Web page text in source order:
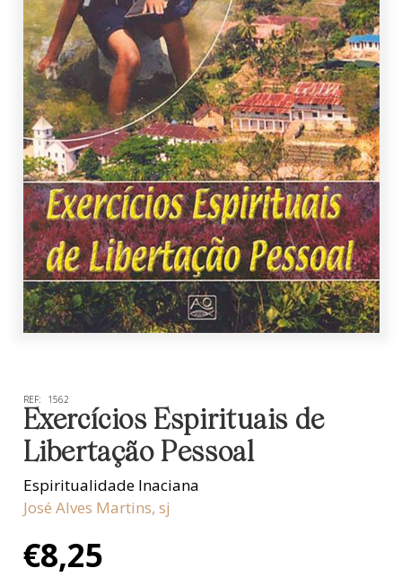
REF: 1562
Exercícios Espirituais de
Libertação Pessoal
Espiritualidade Inaciana
José Alves Martins, sj
€8,25